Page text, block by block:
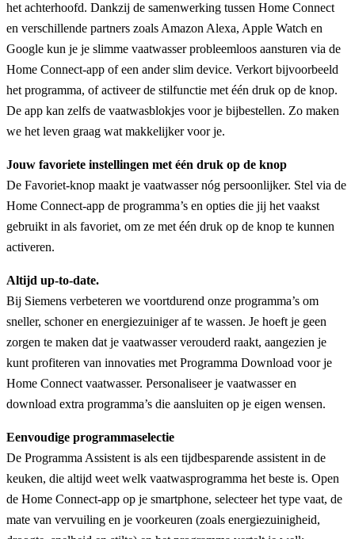
het achterhoofd. Dankzij de samenwerking tussen Home Connect
en verschillende partners zoals Amazon Alexa, Apple Watch en
Google kun je je slimme vaatwasser probleemloos aansturen via de
Home Connect-app of een ander slim device. Verkort bijvoorbeeld
het programma, of activeer de stilfunctie met één druk op de knop.
De app kan zelfs de vaatwasblokjes voor je bijbestellen. Zo maken
we het leven graag wat makkelijker voor je.
Jouw favoriete instellingen met één druk op de knop
De Favoriet-knop maakt je vaatwasser nóg persoonlijker. Stel via de
Home Connect-app de programma’s en opties die jij het vaakst
gebruikt in als favoriet, om ze met één druk op de knop te kunnen
activeren.
Altijd up-to-date.
Bij Siemens verbeteren we voortdurend onze programma’s om
sneller, schoner en energiezuiniger af te wassen. Je hoeft je geen
zorgen te maken dat je vaatwasser verouderd raakt, aangezien je
kunt profiteren van innovaties met Programma Download voor je
Home Connect vaatwasser. Personaliseer je vaatwasser en
download extra programma’s die aansluiten op je eigen wensen.
Eenvoudige programmaselectie
De Programma Assistent is als een tijdbesparende assistent in de
keuken, die altijd weet welk vaatwasprogramma het beste is. Open
de Home Connect-app op je smartphone, selecteer het type vaat, de
mate van vervuiling en je voorkeuren (zoals energiezuinigheid,